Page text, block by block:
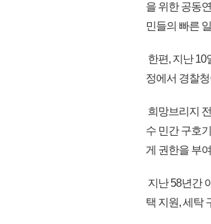
을 위한 공동
민들의 빠른
한편, 지난
정에서 경찰
희망브리지
수 민간 구호
게 권한을 부
지난 58년간
택 지원, 세탁